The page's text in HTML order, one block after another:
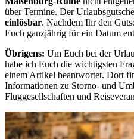
über Termine. Der
einlösbar. Nachdem Ihr den
Euch ganzjährig für ein Datum
Übrigens: Um Euch bei der
habe ich Euch die wichtigsten
einem Artikel beantwortet. Dort
Informationen zu Storno- und
Fluggesellschaften und